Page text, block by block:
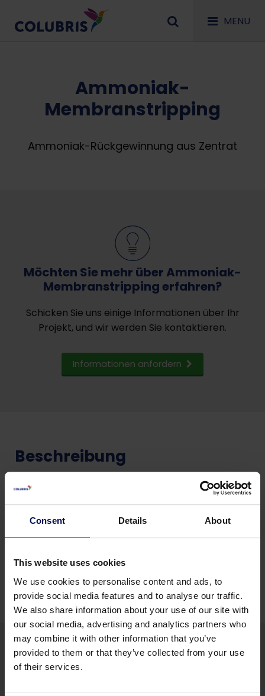
Consent Details About
This website uses cookies
We use cookies to personalise content and ads, to
provide social media features and to analyse our traffic.
We also share information about your use of our site with
our social media, advertising and analytics partners who
may combine it with other information that you’ve
provided to them or that they’ve collected from your use
of their services.
MENU
Ammoniak-
Membranstripping
Ammoniak-Rückgewinnung aus Zentrat
Möchten Sie mehr über Ammoniak-
Membranstripping erfahren?
Schicken Sie uns einige Informationen über Ihr
Projekt, und wir werden Sie kontaktieren.
Informationen anfordern
Beschreibung
Selektive Entfernung von Ammonium
biologischen Prozessen wie Anammox